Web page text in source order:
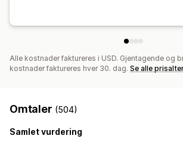
Alle kostnader faktureres i USD. Gjentagende og
kostnader faktureres hver 30. dag. Se alle
Omtaler (504)
Samlet vurdering